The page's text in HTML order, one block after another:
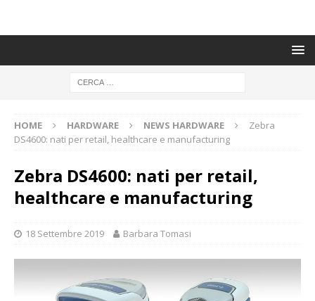
HOME HARDWARE NEWS HARDWARE
Zebra
DS4600: nati per retail, healthcare e manufacturing
Zebra DS4600: nati per retail,
healthcare e manufacturing
18 Settembre 2019 Barbara Tomasi